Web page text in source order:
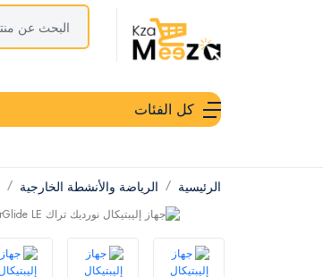
كل الفئات
الرئيسية الرياضة والأنشطة الخارجية